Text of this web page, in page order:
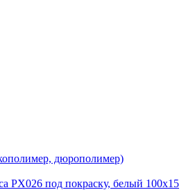
дюрополимер)
PX026 под покраску, белый 100х15